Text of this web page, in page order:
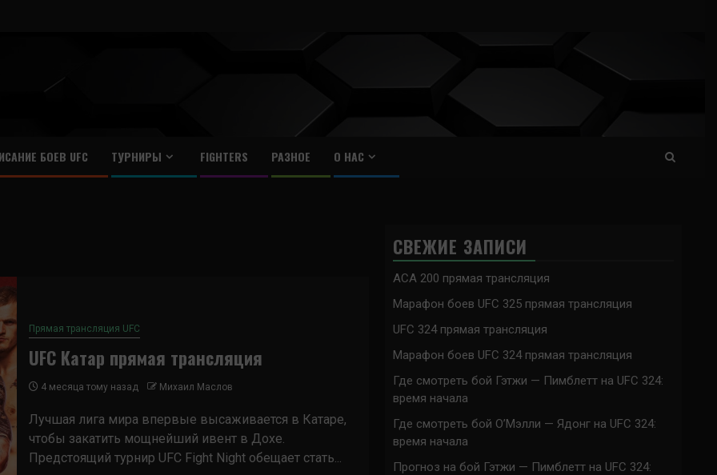
БОЕВ UFC ТУРНИРЫ FIGHTERS РАЗНОЕ О НАС
Прямая трансляция UFC
UFC Катар прямая трансляция
4 месяца тому назад Михаил Маслов
Лучшая лига мира впервые высаживается в Катаре,
чтобы закатить мощнейший ивент в Дохе.
Предстоящий турнир UFC Fight Night обещает стать...
СВЕЖИЕ ЗАПИСИ
ACA 200 прямая трансляция
Марафон боев UFC 325 прямая трансляция
UFC 324 прямая трансляция
Марафон боев UFC 324 прямая трансляция
Где смотреть бой Гэтжи — Пимблетт на UFC 324:
время начала
Где смотреть бой О’Мэлли — Ядонг на UFC 324:
время начала
Прогноз на бой Гэтжи — Пимблетт на UFC 324: